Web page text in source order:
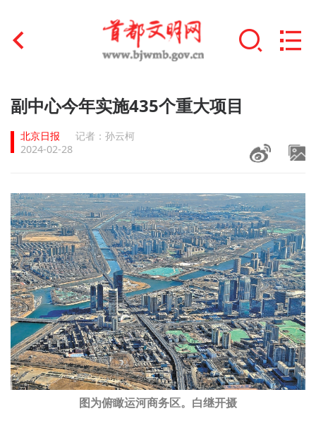
首页
文明创建
文明培育
+
未成年人思想道德建设
榜样人物
+
身边好人
文明评论
北京宣传文化引导基金
宣传思想文化人才
副中心今年实施435个重大项目
北京日报
记者：孙云柯
2024-02-28
图为俯瞰运河商务区。白继开摄